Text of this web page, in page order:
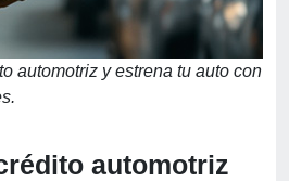
automotriz y estrena tu auto con
automotriz